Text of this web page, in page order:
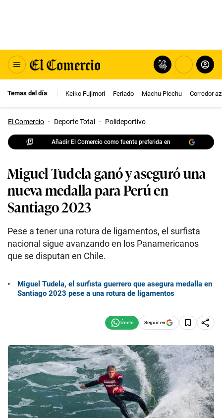
Temas del día Keiko Fujimori Feriado Machu Picchu Corredor
El Comercio · Deporte Total · Polideportivo
Añadir El Comercio como fuente preferida en
Miguel Tudela ganó y aseguró una
nueva medalla para Perú en
Santiago 2023
Pese a tener una rotura de ligamentos, el surfista
nacional sigue avanzando en los Panamericanos
que se disputan en Chile.
Miguel Tudela, el surfista guerrero que asegura medalla en
Santiago 2023 pese a una rotura de ligamentos
Seguir en